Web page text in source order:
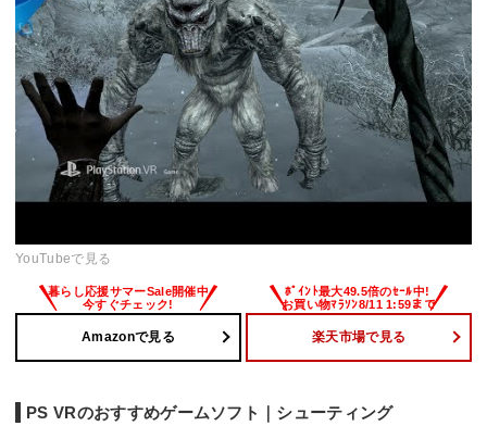
YouTubeで見る
Amazonで見る 楽天市場で見る
PS VRのおすすめゲームソフト｜シューティング